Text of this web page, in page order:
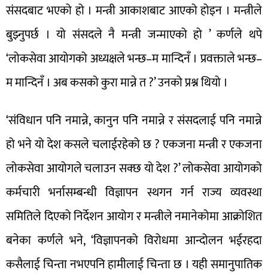
संसदबाट भएको हो । मन्त्री आकाशबाट आएको होइन । मन्त्रीले
बुझ्नुपर्छ । यो संसदले नै मन्त्री जन्माएको हो ’ कर्णले थपे
‘लोकसेवा आयोगको अध्यक्षले भन्छ–म मान्दिनँ । प्रवक्ताले भन्छ–
म मान्दिनँ । अब कसको कुरा मान्ने त ?’ उनको प्रश्न थियो ।
‘संविधान पनि नमान्ने, कानुन पनि नमान्ने र संसदलाई पनि नमान्ने
हो भने यो देश कसले चलाईरहेको छ ? एकजना मन्त्री र एकजना
लोकसेवा आयोगले चलाउन सक्छ यो देश ?’ लोकसेवा आयोगको
कर्मचारी भर्नासम्बन्धी विज्ञापन स्थगन गर्न राज्य व्यवस्था
समितिले दिएको निर्देशन आयोग र मन्त्रीले नमानेकोमा आक्रोशित
बनेका कर्णले भने, ‘विज्ञापनको विरोधमा आन्दोलन भईरहदा
कसैलाई चिन्ता नभएपनि हामीलाई चिन्ता छ । यही समानुपातिक